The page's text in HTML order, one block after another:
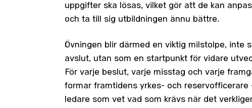
uppgifter ska lösas, vilket gör att de kan
och ta till sig utbildningen ännu bättre.
Övningen blir därmed en viktig milstolpe, inte
avslut, utan som en startpunkt för vidare
För varje beslut, varje misstag och varje
formar framtidens yrkes- och reservofficerare
ledare som vet vad som krävs när det